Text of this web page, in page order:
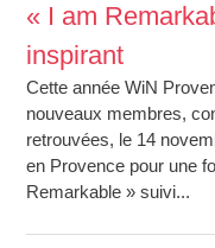
« I am
inspirant
Cette année WiN
nouveaux membres,
retrouvées, le 14
en Provence pour une
Remarkable » suivi...